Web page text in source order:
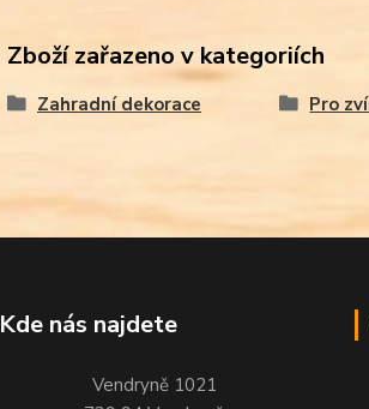
Zboží zařazeno v kategoriích
Zahradní dekorace Pro
Kde nás najdete
Vendryně 1021